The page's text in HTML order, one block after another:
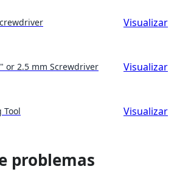
Visualizar
or 2.5 mm Screwdriver Visualizar
Tool Visualizar
problemas